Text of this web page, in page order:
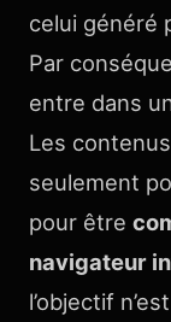
celui généré
Par
entre dans
Les
seulement
pour être
navigateur
l’objectif